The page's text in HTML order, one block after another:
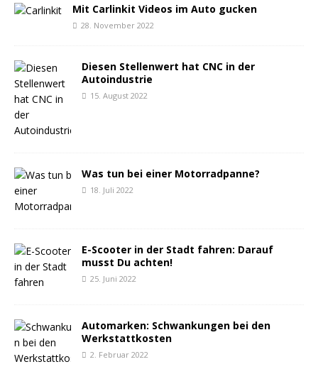
Mit Carlinkit Videos im Auto gucken
28. November 2022
Diesen Stellenwert hat CNC in der
Autoindustrie
15. August 2022
Was tun bei einer Motorradpanne?
18. Juli 2022
E-Scooter in der Stadt fahren: Darauf
musst Du achten!
25. Juni 2022
Automarken: Schwankungen bei den
Werkstattkosten
2. Februar 2022